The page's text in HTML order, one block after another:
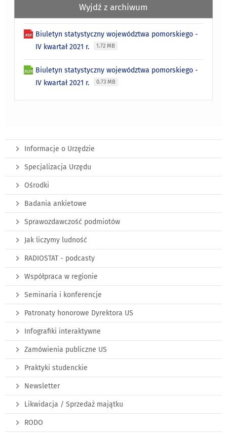
Wyjdź z archiwum
Biuletyn statystyczny województwa pomorskiego -
IV kwartał 2021 r.
1.72 MB
Biuletyn statystyczny województwa pomorskiego -
IV kwartał 2021 r.
0.73 MB
Informacje o Urzędzie
Specjalizacja Urzędu
Ośrodki
Badania ankietowe
Sprawozdawczość podmiotów
Jak liczymy ludność
RADIOSTAT - podcasty
Współpraca w regionie
Seminaria i konferencje
Patronaty honorowe Dyrektora US
Infografiki interaktywne
Zamówienia publiczne US
Praktyki studenckie
Newsletter
Likwidacja / Sprzedaż majątku
RODO